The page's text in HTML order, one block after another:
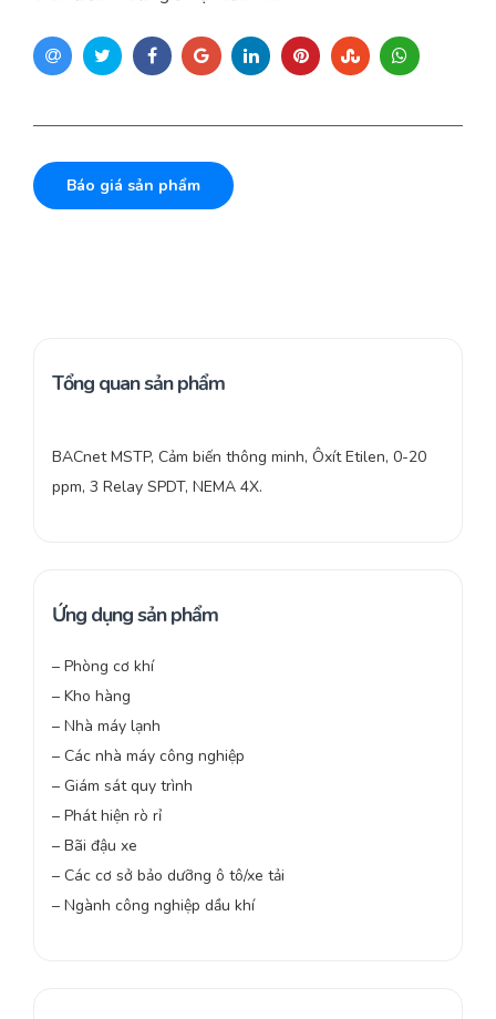
Báo giá sản phẩm
Tổng quan sản phẩm
BACnet MSTP, Cảm biến thông minh, Ôxít Etilen, 0-20
ppm, 3 Relay SPDT, NEMA 4X.
Ứng dụng sản phẩm
– Phòng cơ khí
– Kho hàng
– Nhà máy lạnh
– Các nhà máy công nghiệp
– Giám sát quy trình
– Phát hiện rò rỉ
– Bãi đậu xe
– Các cơ sở bảo dưỡng ô tô/xe tải
– Ngành công nghiệp dầu khí